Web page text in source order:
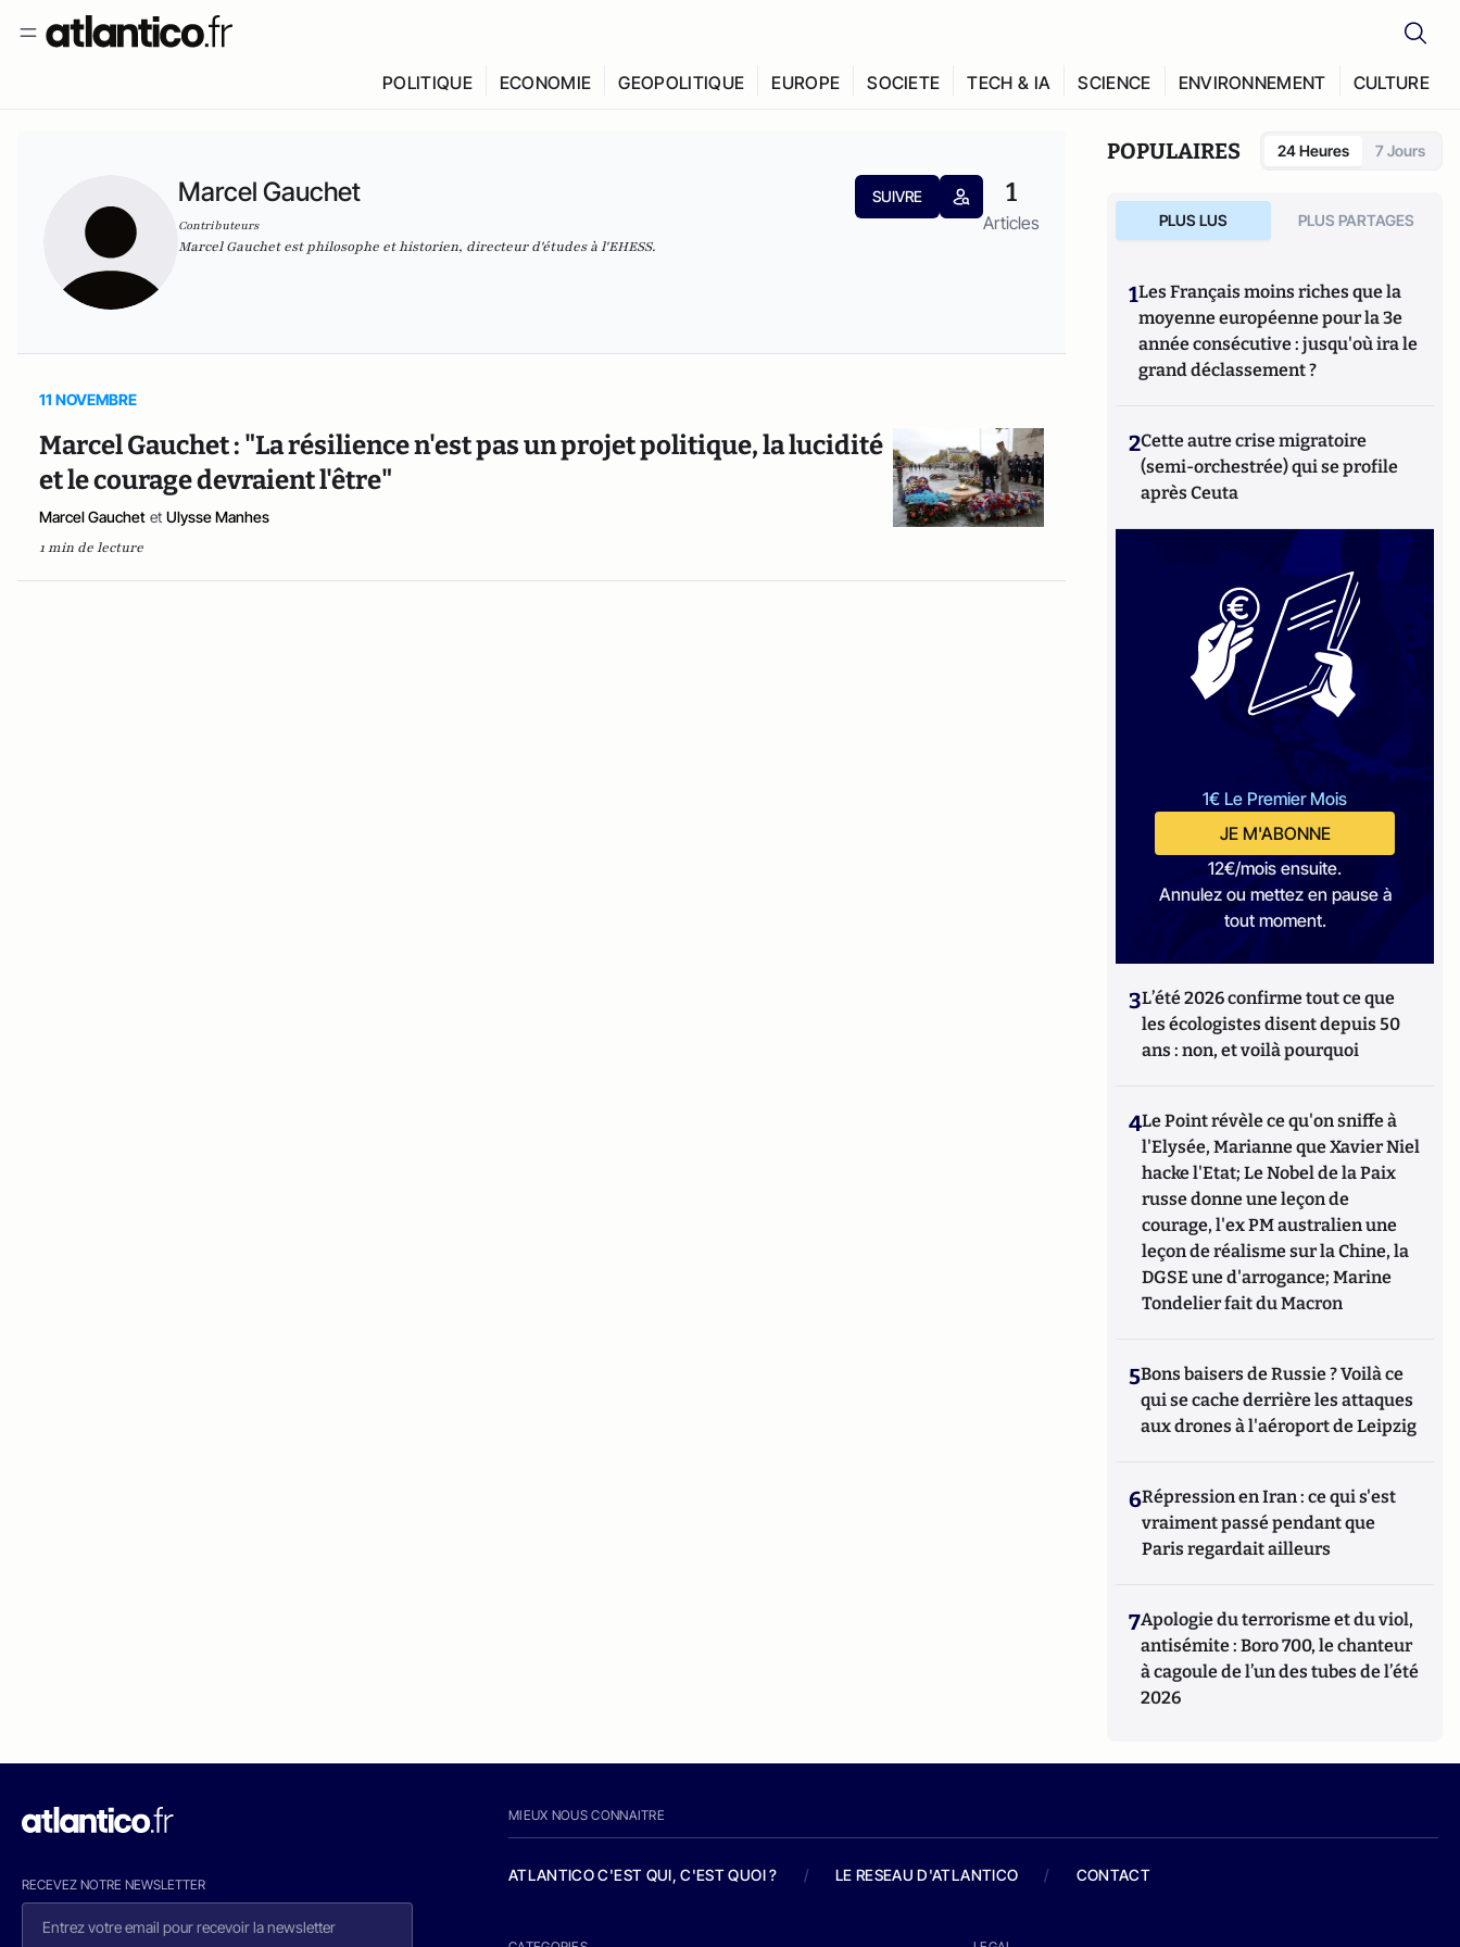
POLITIQUE ECONOMIE GEOPOLITIQUE EUROPE SOCIETE TECH & IA SCIENCE ENVIRONNEMENT CULTURE
Marcel Gauchet
Contributeurs
SUIVRE 1
Articles
Marcel Gauchet est philosophe et historien, directeur d'études à l'EHESS.
11 NOVEMBRE
Marcel Gauchet : "La résilience n'est pas un projet politique, la lucidité
et le courage devraient l'être"
Marcel Gauchet et Ulysse Manhes
1 min de lecture
POPULAIRES 24 Heures 7 Jours
PLUS LUS PLUS PARTAGES
1Les Français moins riches que la
moyenne européenne pour la 3e
année consécutive : jusqu'où ira le
grand déclassement ?
2Cette autre crise migratoire
(semi-orchestrée) qui se profile
après Ceuta
1€ Le Premier Mois
JE M'ABONNE
12€/mois ensuite.
Annulez ou mettez en pause à
tout moment.
3L’été 2026 confirme tout ce que
les écologistes disent depuis 50
ans : non, et voilà pourquoi
4Le Point révèle ce qu'on sniffe à
l'Elysée, Marianne que Xavier Niel
hacke l'Etat; Le Nobel de la Paix
russe donne une leçon de
courage, l'ex PM australien une
leçon de réalisme sur la Chine, la
DGSE une d'arrogance; Marine
Tondelier fait du Macron
5Bons baisers de Russie ? Voilà ce
qui se cache derrière les attaques
aux drones à l'aéroport de Leipzig
6Répression en Iran : ce qui s'est
vraiment passé pendant que
Paris regardait ailleurs
7Apologie du terrorisme et du viol,
antisémite : Boro 700, le chanteur
à cagoule de l’un des tubes de l’été
2026
RECEVEZ NOTRE NEWSLETTER
MIEUX NOUS CONNAITRE
ATLANTICO C'EST QUI, C'EST QUOI ? / LE RESEAU D'ATLANTICO / CONTACT